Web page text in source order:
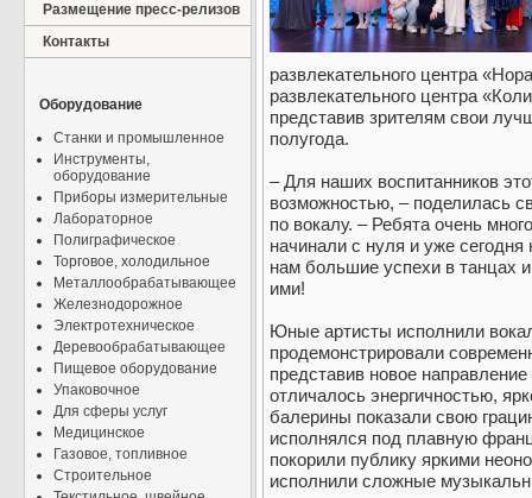
Размещение пресс-релизов
Контакты
Оборудование
Станки и промышленное
Инструменты,
оборудование
Приборы измерительные
Лабораторное
Полиграфическое
Торговое, холодильное
Металлообрабатывающее
Железнодорожное
Электротехническое
Деревообрабатывающее
Пищевое оборудование
Упаковочное
Для сферы услуг
Медицинское
Газовое, топливное
Строительное
развлекательного центра
развлекательного центра
представив зрителям свои
полугода.
– Для наших воспитанников
возможностью, – поделилась
по вокалу. – Ребята очень
начинали с нуля и уже
нам большие успехи в танцах
ими!
Юные артисты исполнили
продемонстрировали
представив новое
отличалось энергичностью,
балерины показали свою
исполнялся под плавную
покорили публику яркими
исполнили сложные